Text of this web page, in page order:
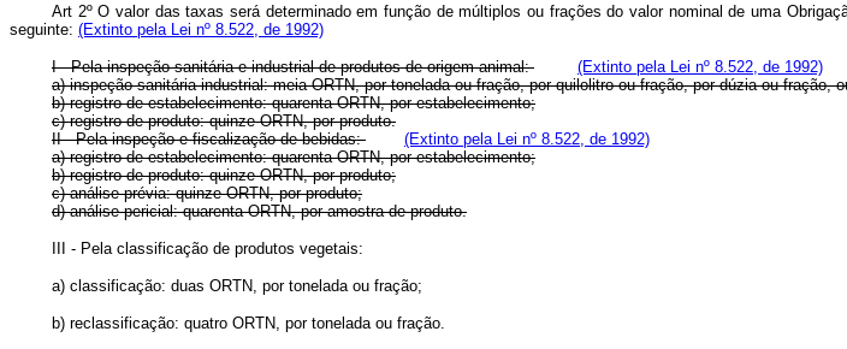
Art 2º O valor das taxas será determinado em função de múltiplos ou frações do valor nominal de uma
seguinte: (Extinto pela Lei nº 8.522, de 1992)
I - Pela inspeção sanitária e industrial de produtos de origem animal:
(Extinto pela Lei nº 8.522, de 1992)
a) inspeção sanitária industrial: meia ORTN, por tonelada ou fração, por quilolitro ou fração, por dúzia ou fração,
b) registro de estabelecimento: quarenta ORTN, por estabelecimento;
c) registro de produto: quinze ORTN, por produto.
II - Pela inspeção e fiscalização de bebidas:
(Extinto pela Lei nº 8.522, de 1992)
a) registro de estabelecimento: quarenta ORTN, por estabelecimento;
b) registro de produto: quinze ORTN, por produto;
c) análise prévia: quinze ORTN, por produto;
d) análise pericial: quarenta ORTN, por amostra de produto.
III - Pela classificação de produtos vegetais:
a) classificação: duas ORTN, por tonelada ou fração;
b) reclassificação: quatro ORTN, por tonelada ou fração.